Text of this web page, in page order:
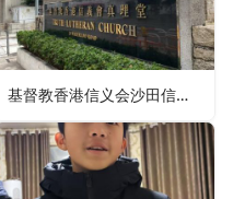
基督教香港信义会沙田信义幼稚园ELCHK Shatin Lutheran Kindergarten（沙田区幼稚园）